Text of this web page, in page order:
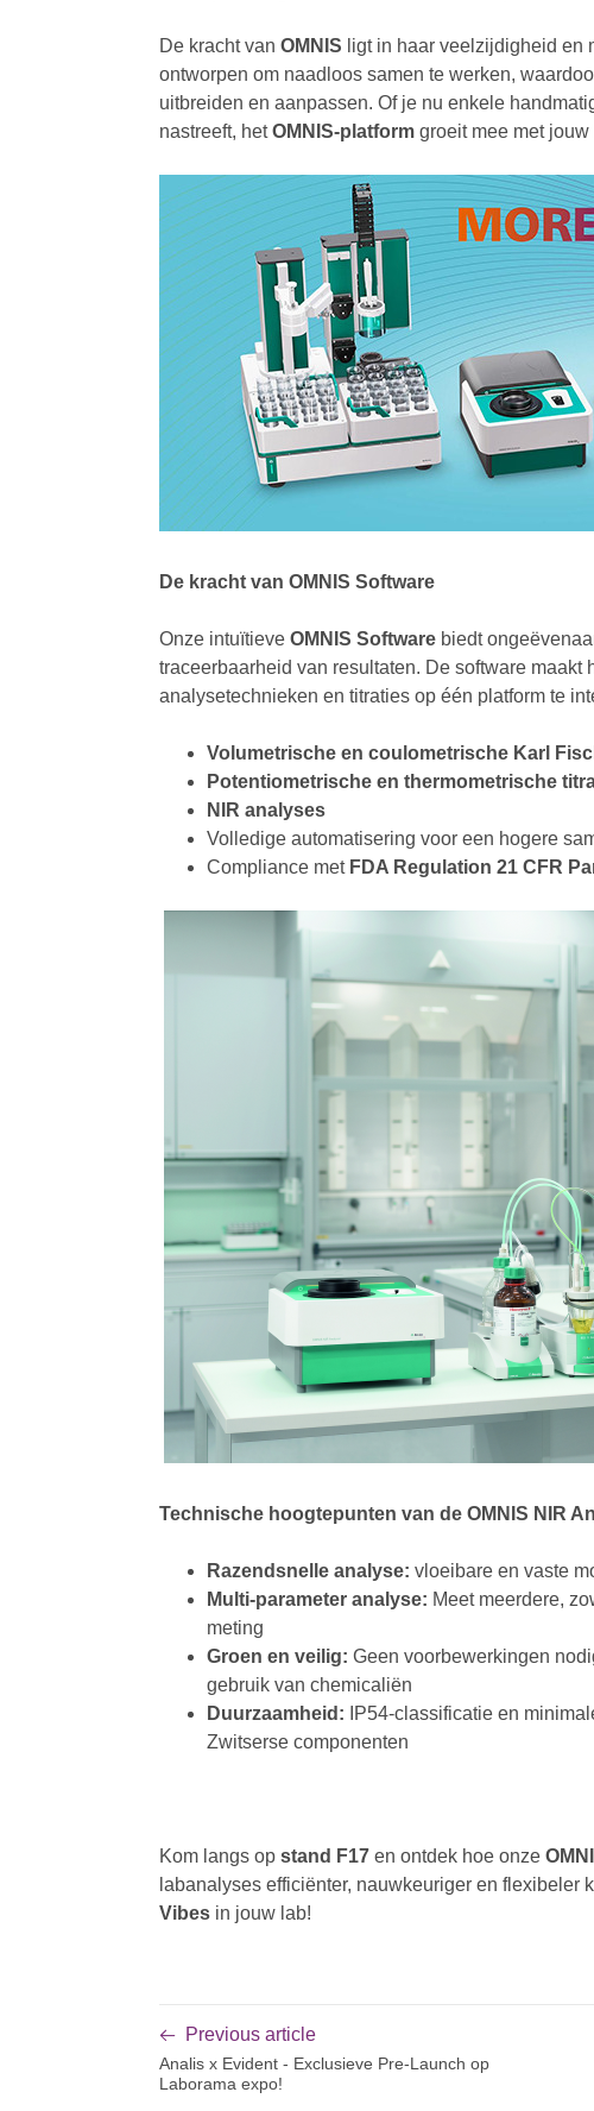
De kracht vanOMNIS ligt in haar veelzijdigheid en
ontworpen om naadloos samen te werken,
uitbreiden en aanpassen. Of je nu enkele
nastreeft, hetOMNIS-platform groeit mee met jouw
De kracht van OMNIS Software
Onze intuïtieveOMNIS Software biedt
traceerbaarheid van resultaten. De software maakt
analysetechnieken en titraties op één platform te
Volumetrische en coulometrische Karl
Potentiometrische en thermometrische
NIR analyses
Volledige automatisering voor een hogere
Compliance met FDA Regulation 21 CFR
Technische hoogtepunten van de OMNIS NIR
Razendsnelle analyse: vloeibare en vaste
Multi-parameter analyse: Meet meerdere,
meting
Groen en veilig:Geen voorbewerkingen
gebruik van chemicaliën
Duurzaamheid: IP54-classificatie en
Zwitserse componenten
Kom langs opstand F17 en ontdek hoe onze
labanalyses efficiënter, nauwkeuriger en
Vibes in jouw lab!
Previous article
Analis x Evident - Exclusieve Pre-Launch op
Laborama expo!